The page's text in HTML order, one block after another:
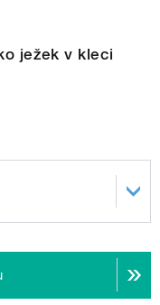
ježek v kleci